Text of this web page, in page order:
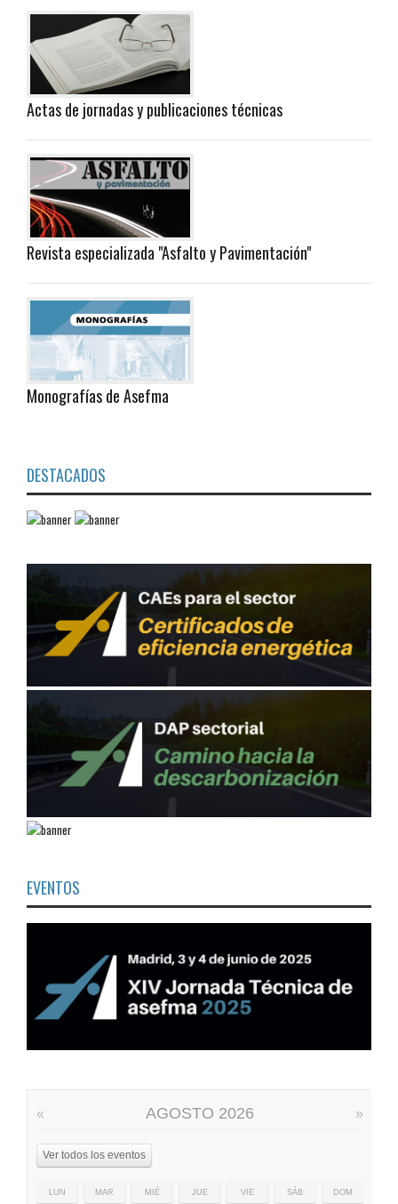
Actas de jornadas y publicaciones técnicas
Revista especializada "Asfalto y Pavimentación"
Monografías de Asefma
DESTACADOS
EVENTOS
« AGOSTO 2026 »
Ver todos los eventos
LUN MAR MIÉ JUE VIE SÁB DOM